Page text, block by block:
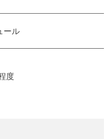
ール
度